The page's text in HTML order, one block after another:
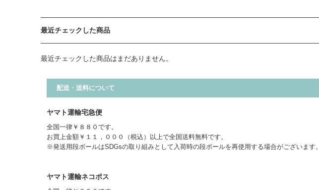
最近チェックした商品
最近チェックした商品はまだありません。
配送・送料について
ヤマト運輸宅急便
全国一律￥８８０です。
お買上金額￥１１，０００（税込）以上で全国送料無料です。
※発送用段ボールはSDGsの取り組みとして入荷時の段ボールを再使用する場合がございます。
ヤマト運輸ネコポス